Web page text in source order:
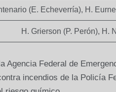
(E. Echeverría), H.
H. Grierson (P. Perón), H.
Agencia Federal de
incendios de la Policía